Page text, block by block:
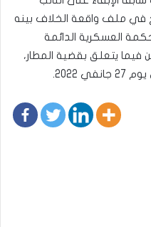
ملف واقعة الخلاف بينه
العسكرية الدائمة
فيما يتعلق بقضية المطار،
2022.